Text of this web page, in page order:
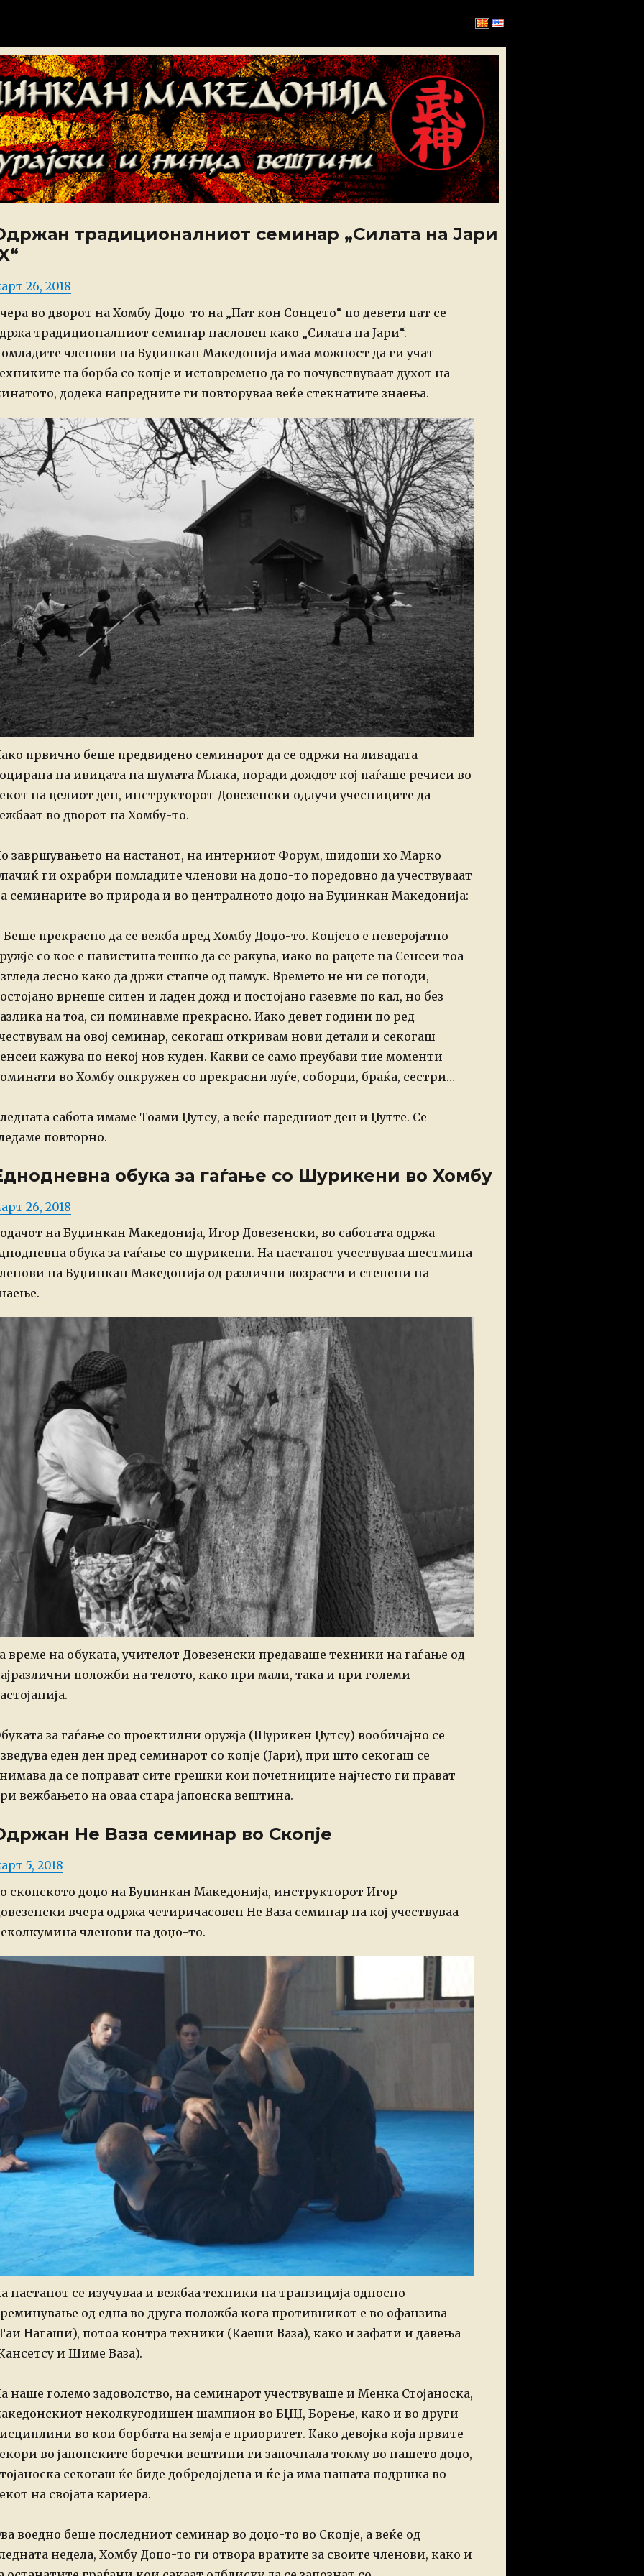
традиционалниот семинар „Силата на Јари
26, 2018
во дворот на Хомбу Доџо-то на „Пат кон Сонцето“ по девети пат се
традиционалниот семинар насловен како „Силата на Јари“.
членови на Буџинкан Македонија имаа можност да ги учат
на борба со копје и истовремено да го почувствуваат духот на
додека напредните ги повторуваа веќе стекнатите знаења.
првично беше предвидено семинарот да се одржи на ливадата
на ивицата на шумата Млака, поради дождот кој паѓаше речиси во
на целиот ден, инструкторот Довезенски одлучи учесниците да
во дворот на Хомбу-то.
завршувањето на настанот, на интерниот Форум, шидоши хо Марко
ги охрабри помладите членови на доџо-то поредовно да учествуваат
семинарите во природа и во централното доџо на Буџинкан Македонија:
Беше прекрасно да се вежба пред Хомбу Доџо-то. Копјето е неверојатно
со кое е навистина тешко да се ракува, иако во рацете на Сенсеи тоа
лесно како да држи стапче од памук. Времето не ни се погоди,
врнеше ситен и ладен дожд и постојано газевме по кал, но без
на тоа, си поминавме прекрасно. Иако девет години по ред
на овој семинар, секогаш откривам нови детали и секогаш
кажува по некој нов куден. Какви се само преубави тие моменти
во Хомбу опкружен со прекрасни луѓе, соборци, браќа, сестри…
сабота имаме Тоами Џутсу, а веќе наредниот ден и Џутте. Се
повторно.
обука за гаѓање со Шурикени во Хомбу
26, 2018
на Буџинкан Македонија, Игор Довезенски, во саботата одржа
обука за гаѓање со шурикени. На настанот учествуваа шестмина
на Буџинкан Македонија од различни возрасти и степени на
време на обуката, учителот Довезенски предаваше техники на гаѓање од
положби на телото, како при мали, така и при големи
за гаѓање со проектилни оружја (Шурикен Џутсу) вообичајно се
еден ден пред семинарот со копје (Јари), при што секогаш се
да се поправат сите грешки кои почетниците најчесто ги прават
вежбањето на оваа стара јапонска вештина.
Не Ваза семинар во Скопје
5, 2018
скопското доџо на Буџинкан Македонија, инструкторот Игор
вчера одржа четиричасовен Не Ваза семинар на кој учествуваа
членови на доџо-то.
настанот се изучуваа и вежбаа техники на транзиција односно
од една во друга положба кога противникот е во офанзива
Нагаши), потоа контра техники (Каеши Ваза), како и зафати и давења
и Шиме Ваза).
наше големо задоволство, на семинарот учествуваше и Менка Стојаноска,
неколкугодишен шампион во БЏЏ, Борење, како и во други
во кои борбата на земја е приоритет. Како девојка која првите
во јапонските боречки вештини ги започнала токму во нашето доџо,
секогаш ќе биде добредојдена и ќе ја има нашата подршка во
на својата кариера.
воедно беше последниот семинар во доџо-то во Скопје, а веќе од
недела, Хомбу Доџо-то ги отвора вратите за своите членови, како и